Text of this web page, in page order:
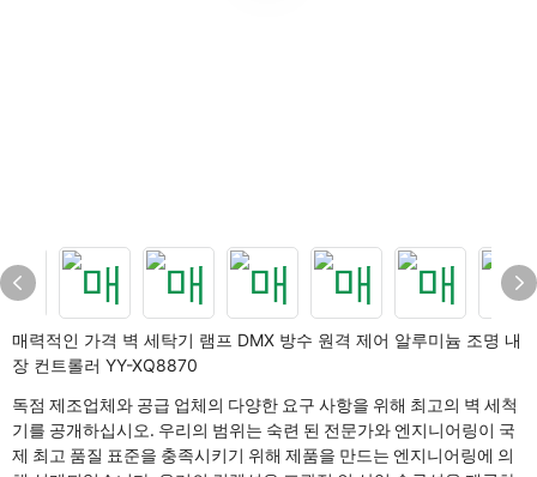
매력적인 가격 벽 세탁기 램프 DMX 방수 원격 제어 알루미늄 조명 내
장 컨트롤러 YY-XQ8870
독점 제조업체와 공급 업체의 다양한 요구 사항을 위해 최고의 벽 세척
기를 공개하십시오. 우리의 범위는 숙련 된 전문가와 엔지니어링이 국
제 최고 품질 표준을 충족시키기 위해 제품을 만드는 엔지니어링에 의